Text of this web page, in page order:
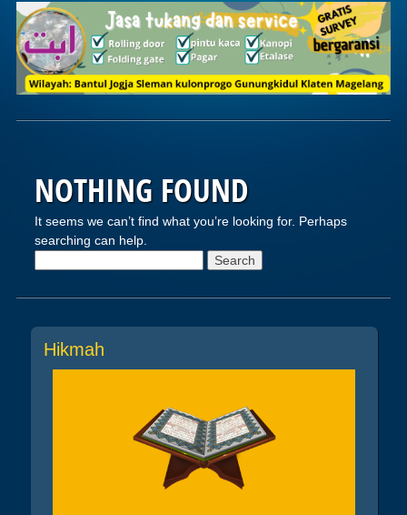
NOTHING FOUND
It seems we can’t find what you’re looking for. Perhaps
searching can help.
Hikmah